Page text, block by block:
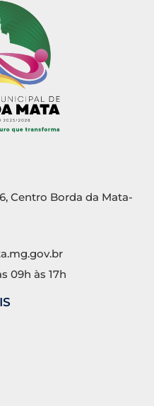
Centro Borda da Mata-
09h às 17h